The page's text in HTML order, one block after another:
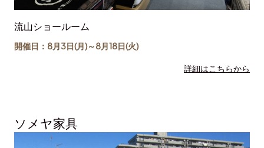
流山ショールーム
開催日：8月3日(月)～8月18日(火)
詳細はこちらから
ソメヤ家具